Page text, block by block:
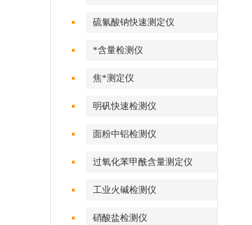
硫氰酸钠快速测定仪
*含量检测仪
焦*测定仪
明矾快速检测仪
面粉中铝检测仪
过氧化苯甲酰含量测定仪
工业火碱检测仪
硝酸盐检测仪